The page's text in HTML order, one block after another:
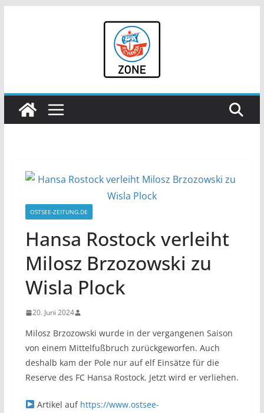
OSTSEE-ZEITUNG.DE
Hansa Rostock verleiht
Milosz Brzozowski zu
Wisla Plock
20. Juni 2024
Milosz Brzozowski wurde in der vergangenen Saison
von einem Mittelfußbruch zurückgeworfen. Auch
deshalb kam der Pole nur auf elf Einsätze für die
Reserve des FC Hansa Rostock. Jetzt wird er verliehen.
Artikel auf https://www.ostsee-